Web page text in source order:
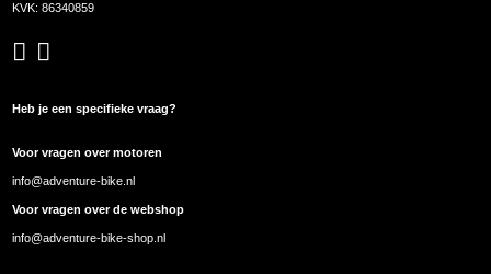
KVK: 86340859
Heb je een specifieke vraag?
Voor vragen over motoren
info@adventure-bike.nl
Voor vragen over de webshop
info@adventure-bike-shop.nl